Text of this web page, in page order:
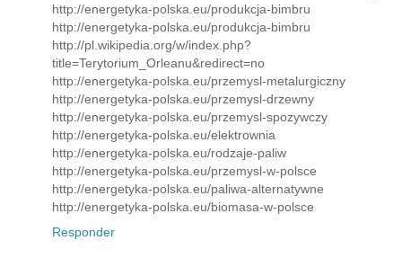
http://energetyka-polska.eu/produkcja-bimbru
http://energetyka-polska.eu/produkcja-bimbru
http://pl.wikipedia.org/w/index.php?
title=Terytorium_Orleanu&redirect=no
http://energetyka-polska.eu/przemysl-metalurgiczny
http://energetyka-polska.eu/przemysl-drzewny
http://energetyka-polska.eu/przemysl-spozywczy
http://energetyka-polska.eu/elektrownia
http://energetyka-polska.eu/rodzaje-paliw
http://energetyka-polska.eu/przemysl-w-polsce
http://energetyka-polska.eu/paliwa-alternatywne
http://energetyka-polska.eu/biomasa-w-polsce
Responder